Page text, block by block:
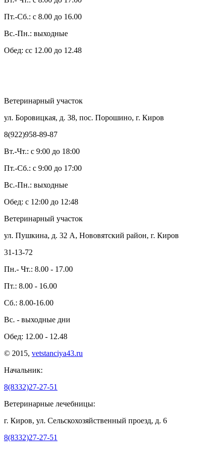
Пт.-Сб.: с 8.00 до 16.00
Вс.-Пн.: выходные
Обед: сс 12.00 до 12.48
Ветеринарный участок
ул. Боровицкая, д. 38, пос. Порошино, г. Киров
8(922)958-89-87
Вт.-Чт.: с 9:00 до 18:00
Пт.-Сб.: с 9:00 до 17:00
Вс.-Пн.: выходные
Обед: с 12:00 до 12:48
Ветеринарный участок
ул. Пушкина, д. 32 А, Нововятский район, г. Киров
31-13-72
Пн.- Чт.: 8.00 - 17.00
Пт.: 8.00 - 16.00
Сб.: 8.00-16.00
Вс. - выходные дни
Обед: 12.00 - 12.48
© 2015, vetstanciya43.ru
Начальник:
8(8332)27-27-51
Ветеринарные лечебницы:
г. Киров, ул. Сельскохозяйственный проезд, д. 6
8(8332)27-27-51